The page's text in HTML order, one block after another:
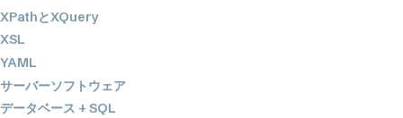
XPathとXQuery
XSL
YAML
サーバーソフトウェア
データベース + SQL